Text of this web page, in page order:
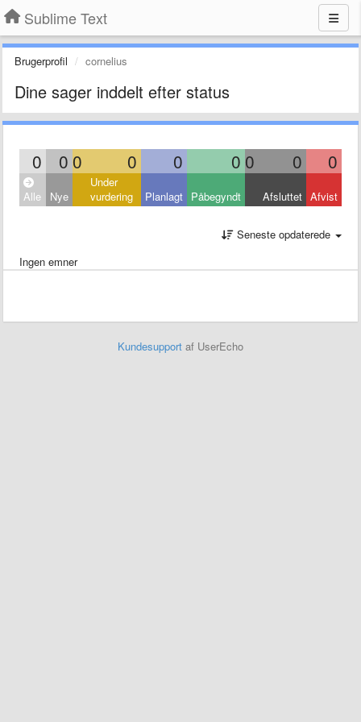
Sublime Text
Brugerprofil cornelius
Dine sager inddelt efter status
0 0 0 0 0 0 0 0 0
Alle Nye
Under
vurdering
Planlagt Påbegyndt Afsluttet Afvist
Seneste opdaterede
Ingen emner
Kundesupport af UserEcho